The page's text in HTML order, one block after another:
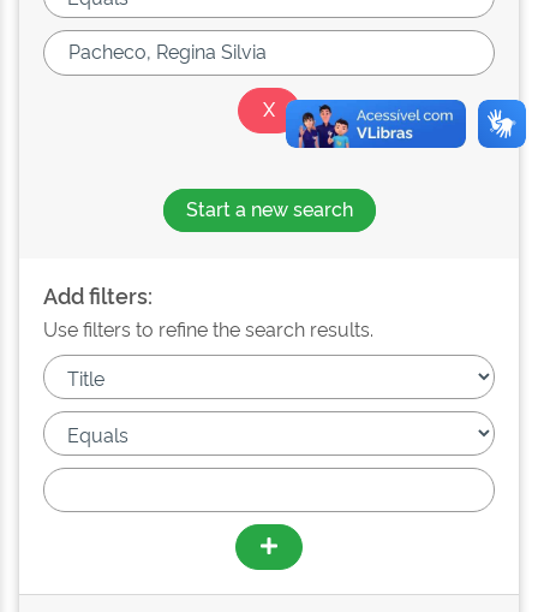
Start a new search
Add filters:
Use filters to refine the search results.